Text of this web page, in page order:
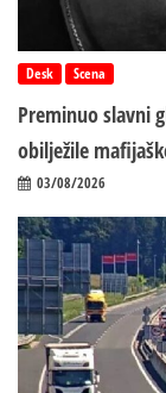
Desk Scena
Preminuo slavni
obilježile
03/08/2026